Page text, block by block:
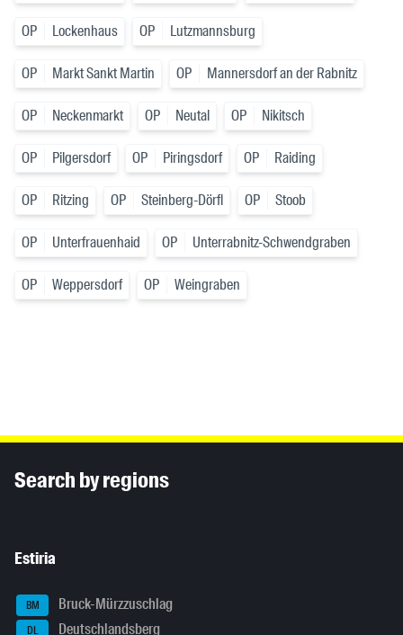
OP Lockenhaus OP Lutzmannsburg
OP Markt Sankt Martin OP Mannersdorf an der Rabnitz
OP Neckenmarkt OP Neutal OP Nikitsch
OP Pilgersdorf OP Piringsdorf OP Raiding
OP Ritzing OP Steinberg-Dörfl OP Stoob
OP Unterfrauenhaid OP Unterrabnitz-Schwendgraben
OP Weppersdorf OP Weingraben
Search by regions
Estiria
BM Bruck-Mürzzuschlag
DL Deutschlandsberg